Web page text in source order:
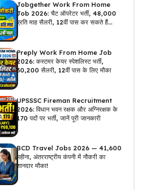
Jobgether Work From Home
Job 2026: चैट ऑपरेटर भर्ती, ₹48,000
प्रति माह सैलरी, 12वीं पास कर सकते हैं
Preply Work From Home Job
2026: कस्टमर केयर स्पेशलिस्ट भर्ती,
₹30,200 सैलरी, 12वीं पास के लिए मौका
UPSSSC Fireman Recruitment
2026: विधान भवन रक्षक और अग्निरक्षक के
170 पदों पर भर्ती, जानें पूरी जानकारी
BCD Travel Jobs 2026 — ₹41,600
महीना, अंतरराष्ट्रीय कंपनी में नौकरी का
शानदार मौका!